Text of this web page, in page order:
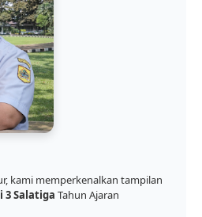
kami memperkenalkan tampilan
3 Salatiga Tahun Ajaran